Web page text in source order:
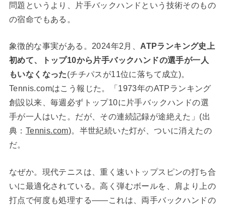
問題というより、片手バックハンドという技術そのもの
の宿命でもある。
象徴的な事実がある。2024年2月、 ATPランキング史上
初めて、トップ10から片手バックハンドの選手が一人
もいなくなった(チチパスが11位に落ちて成立)。
Tennis.comはこう報じた。「1973年のATPランキング
創設以来、毎週必ずトップ10に片手バックハンドの選
手が一人はいた。だが、その連続記録が途絶えた」(出
典： Tennis.com)。半世紀続いた灯が、ついに消えたの
だ。
なぜか。現代テニスは、重く速いトップスピンの打ち合
いに最適化されている。高く弾むボールを、肩より上の
打点で何度も処理する——これは、両手バックハンドの